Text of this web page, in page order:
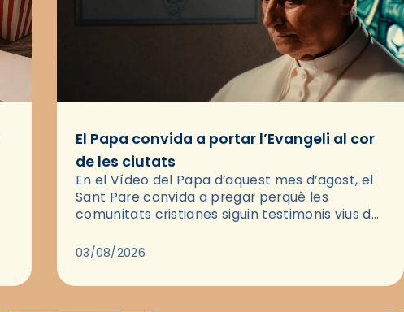
El Papa convida a portar l’Evangeli al cor
de les ciutats
En el Vídeo del Papa d’aquest mes d’agost, el
Sant Pare convida a pregar perquè les
comunitats cristianes siguin testimonis vius de
pregària, el…
03/08/2026